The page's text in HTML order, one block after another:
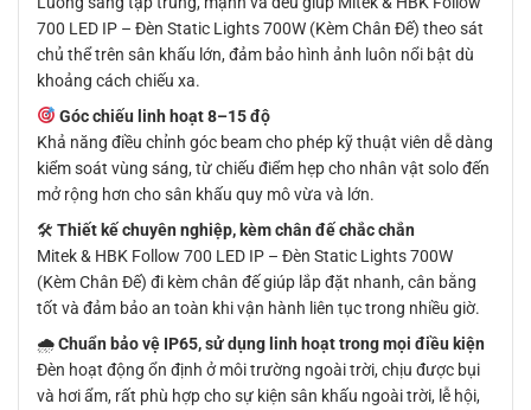
700 LED IP – Đèn Static Lights 700W (Kèm Chân Đế) theo sát
chủ thể trên sân khấu lớn, đảm bảo hình ảnh luôn nổi bật dù
khoảng cách chiếu xa.
Góc chiếu linh hoạt 8–15 độ
Khả năng điều chỉnh góc beam cho phép kỹ thuật viên dễ dàng
kiểm soát vùng sáng, từ chiếu điểm hẹp cho nhân vật solo đến
mở rộng hơn cho sân khấu quy mô vừa và lớn.
🛠 Thiết kế chuyên nghiệp, kèm chân đế chắc chắn
Mitek & HBK Follow 700 LED IP – Đèn Static Lights 700W
(Kèm Chân Đế) đi kèm chân đế giúp lắp đặt nhanh, cân bằng
tốt và đảm bảo an toàn khi vận hành liên tục trong nhiều giờ.
🌧Chuẩn bảo vệ IP65, sử dụng linh hoạt trong mọi điều kiện
Đèn hoạt động ổn định ở môi trường ngoài trời, chịu được bụi
và hơi ẩm, rất phù hợp cho sự kiện sân khấu ngoài trời, lễ hội,